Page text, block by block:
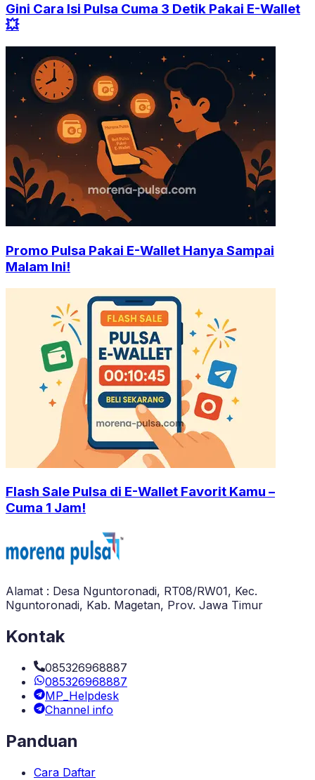
Gini Cara Isi Pulsa Cuma 3 Detik Pakai E-Wallet
💥
Promo Pulsa Pakai E-Wallet Hanya Sampai
Malam Ini!
Flash Sale Pulsa di E-Wallet Favorit Kamu –
Cuma 1 Jam!
Alamat : Desa Nguntoronadi, RT08/RW01, Kec.
Nguntoronadi, Kab. Magetan, Prov. Jawa Timur
Kontak
085326968887
085326968887
MP_Helpdesk
Channel info
Panduan
Cara Daftar